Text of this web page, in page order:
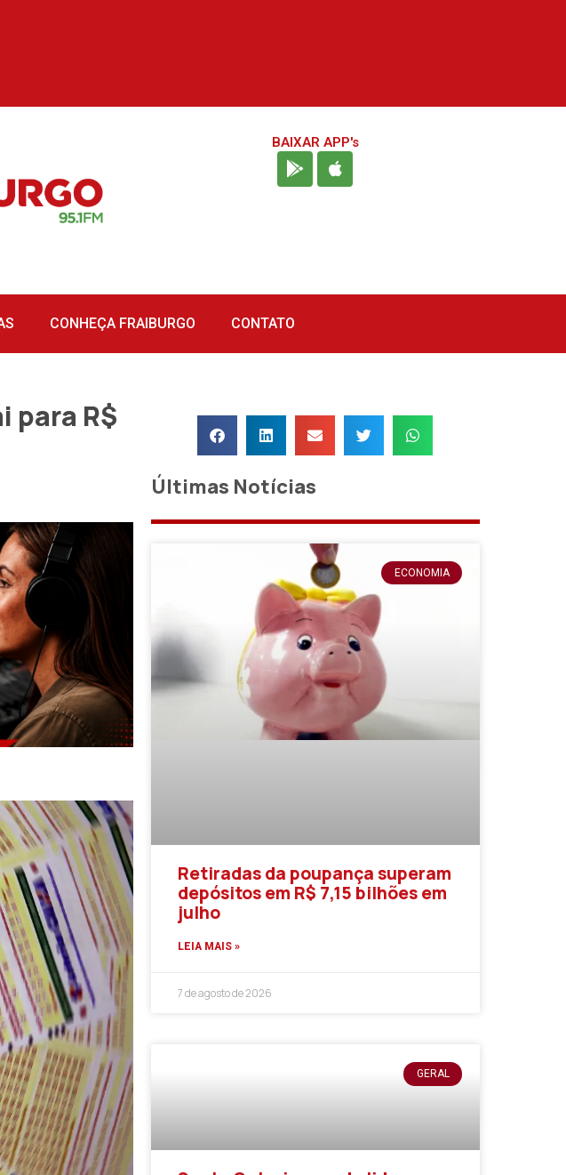
BAIXAR APP's
CONHEÇA FRAIBURGO CONTATO
para R$
Últimas Notícias
ECONOMIA
Retiradas da poupança superam
depósitos em R$ 7,15 bilhões em
julho
LEIA MAIS »
7 de agosto de 2026
GERAL